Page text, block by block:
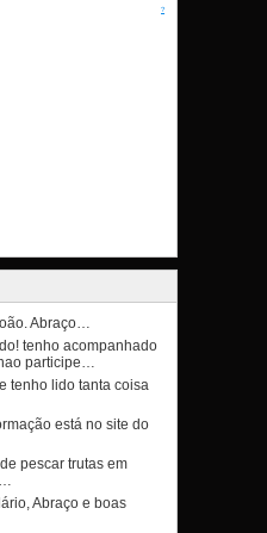
?
Abraço…
tenho acompanhado
participe…
tenho lido tanta coisa
está no site do
pescar trutas em
Abraço e boas